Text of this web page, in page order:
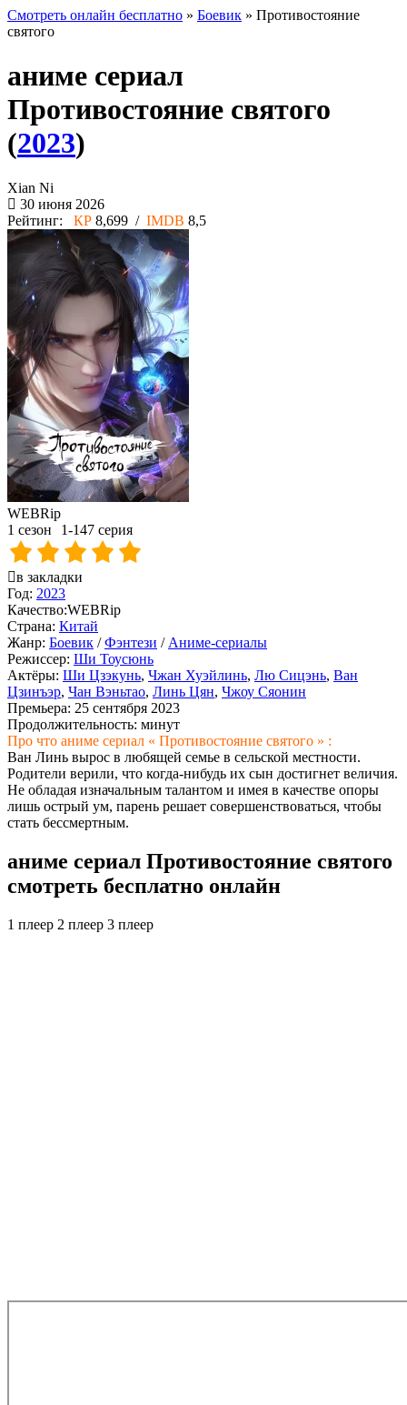
Смотреть онлайн бесплатно » Боевик » Противостояние
святого
аниме сериал
Противостояние святого
(2023)
Xian Ni
30 июня 2026
Рейтинг: КР 8,699 / IMDB 8,5
WEBRip
1 сезон
1-147 серия
в закладки
Год: 2023
Качество:WEBRip
Страна: Китай
Жанр: Боевик /Фэнтези / Аниме-сериалы
Режиссер: Ши Тоусюнь
Актёры: Ши Цзэкунь, Чжан Хуэйлинь, Лю Сицэнь, Ван
Цзинъэр, Чан Вэньтао, Линь Цян, Чжоу Сяонин
Премьера: 25 сентября 2023
Продолжительность: минут
Про что аниме сериал « Противостояние святого » :
Ван Линь вырос в любящей семье в сельской местности.
Родители верили, что когда-нибудь их сын достигнет величия.
Не обладая изначальным талантом и имея в качестве опоры
лишь острый ум, парень решает совершенствоваться, чтобы
стать бессмертным.
аниме сериал Противостояние святого
смотреть бесплатно онлайн
1 плеер 2 плеер 3 плеер